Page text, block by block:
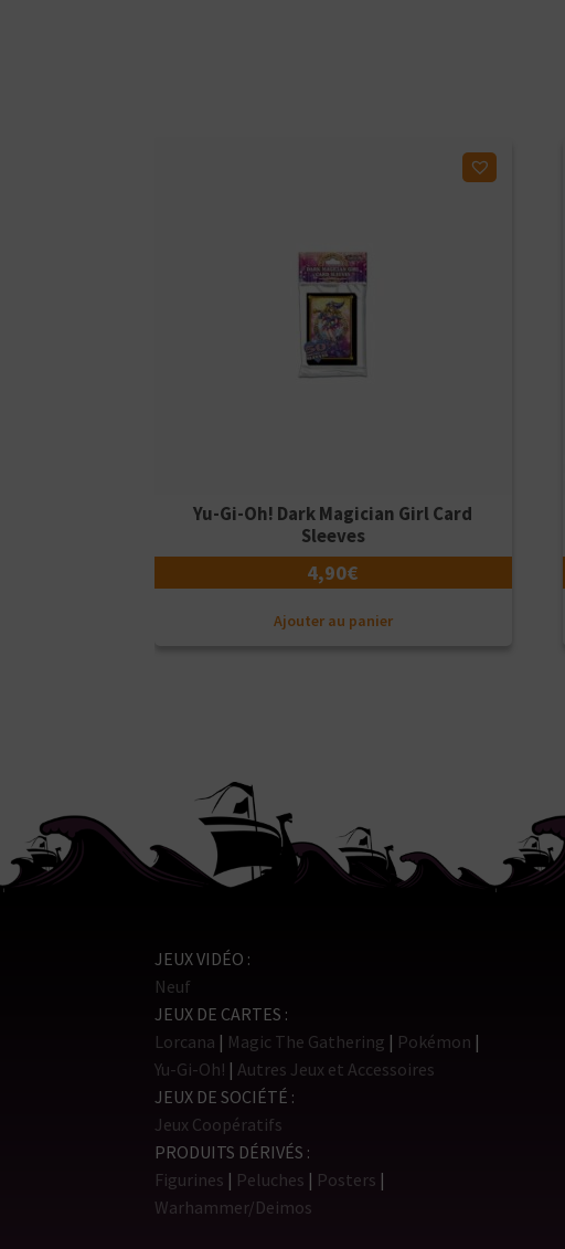
Yu-Gi-Oh! Dark Magician Girl Card
Sleeves
4,90€
Ajouter au panier
JEUX VIDÉO
Neuf
JEUX DE CARTES
Lorcana
Magic The Gathering
Pokémon
Yu-Gi-Oh!
Autres Jeux et Accessoires
JEUX DE SOCIÉTÉ
Jeux Coopératifs
PRODUITS DÉRIVÉS
Figurines
Peluches
Posters
Warhammer/Deimos